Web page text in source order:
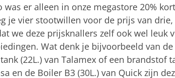
was er alleen in onze megastore 20%
je vier stootwillen voor de prijs van
we deze prijsknallers zelf ook wel leuk
Wat denk je bijvoorbeeld van
(22L.) van Talamex of een brandstof
en de Boiler B3 (30L.) van Quick zijn